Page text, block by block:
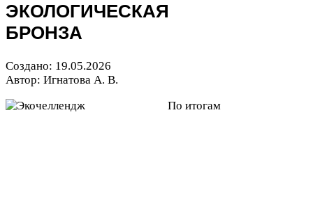
ЭКОЛОГИЧЕСКАЯ
БРОНЗА
Создано: 19.05.2026
Автор: Игнатова А. В.
По итогам